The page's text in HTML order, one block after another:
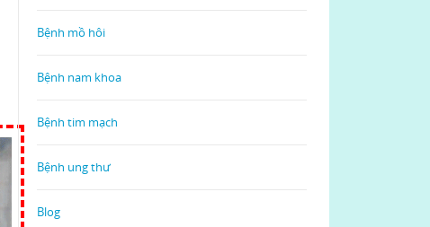
Bệnh mồ hôi
Bệnh nam khoa
Bệnh tim mạch
Bệnh ung thư
Blog